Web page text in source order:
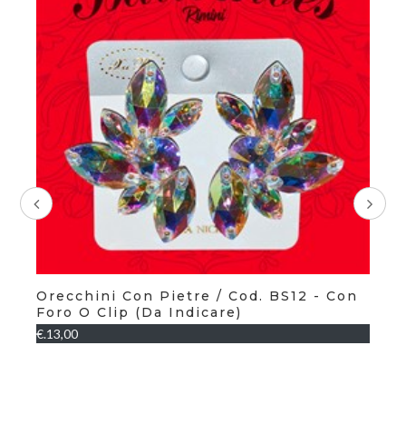
Orecchini Con Pietre / Cod. BS12 - Con
Foro O Clip (da Indicare)
€.13,00